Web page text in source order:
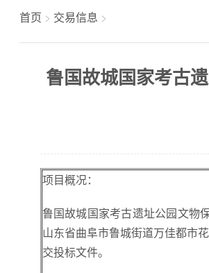
首页 > 交易信息 >
鲁国故城国家考古
项目概况：
鲁国故城国家考古遗址公园文物
山东省曲阜市鲁城街道万佳都市
交投标文件。